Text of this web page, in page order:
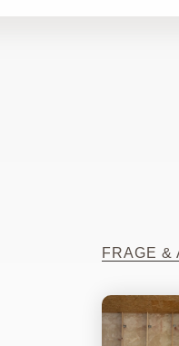
FRAGE &